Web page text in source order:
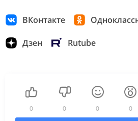
ВКонтакте
Дзен Rutube
0 0 0 0